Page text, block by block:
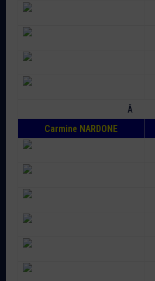
Â
Carmine NARDONE